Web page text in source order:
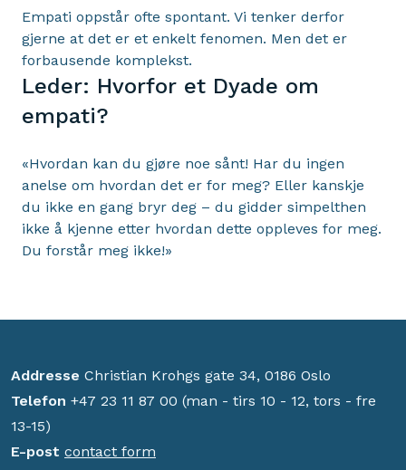
Empati oppstår ofte spontant. Vi tenker derfor
gjerne at det er et enkelt fenomen. Men det er
forbausende komplekst.
Leder: Hvorfor et Dyade om
empati?
«Hvordan kan du gjøre noe sånt! Har du ingen
anelse om hvordan det er for meg? Eller kanskje
du ikke en gang bryr deg – du gidder simpelthen
ikke å kjenne etter hvordan dette oppleves for meg.
Du forstår meg ikke!»
Addresse Christian Krohgs gate 34, 0186 Oslo
Telefon +47 23 11 87 00 (man - tirs 10 - 12, tors - fre
13-15)
E-post contact form